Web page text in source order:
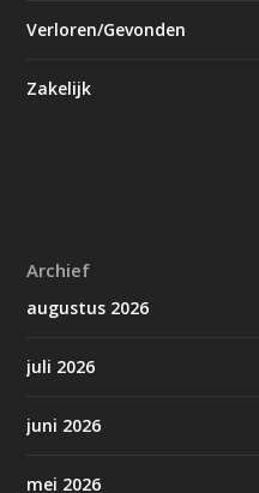
Verloren/Gevonden
Zakelijk
Archief
augustus 2026
juli 2026
juni 2026
mei 2026